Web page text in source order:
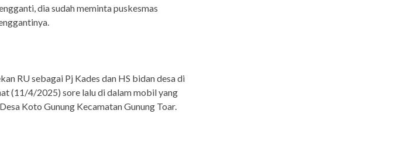
dia sudah meminta puskesmas
RU sebagai Pj Kades dan HS bidan desa di
(11/4/2025) sore lalu di dalam mobil yang
Koto Gunung Kecamatan Gunung Toar.